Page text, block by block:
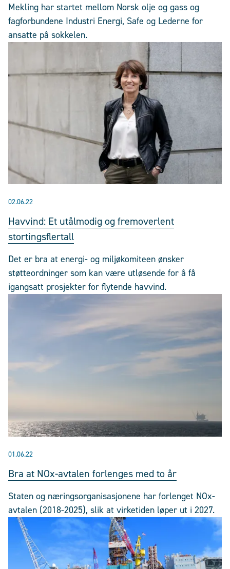
Mekling har startet mellom Norsk olje og gass og
fagforbundene Industri Energi, Safe og Lederne for
ansatte på sokkelen.
02.06.22
Havvind: Et utålmodig og fremoverlent
stortingsflertall
Det er bra at energi- og miljøkomiteen ønsker
støtteordninger som kan være utløsende for å få
igangsatt prosjekter for flytende havvind.
01.06.22
Bra at NOx-avtalen forlenges med to år
Staten og næringsorganisasjonene har forlenget NOx-
avtalen (2018-2025), slik at virketiden løper ut i 2027.